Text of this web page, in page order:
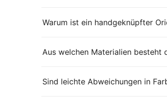
Warum ist ein handgeknüpfter
Aus welchen Materialien besteht
Sind leichte Abweichungen in